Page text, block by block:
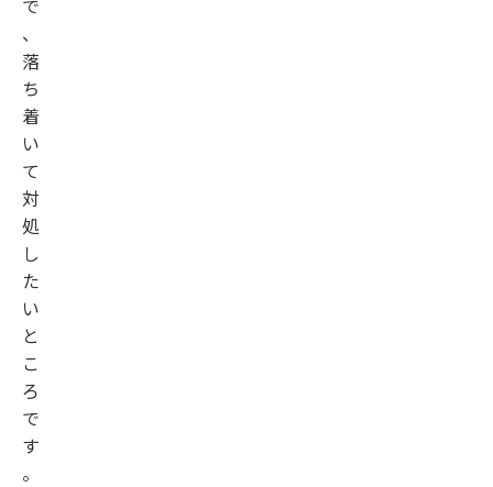
で
、
落
ち
着
い
て
対
処
し
た
い
と
こ
ろ
で
す
。